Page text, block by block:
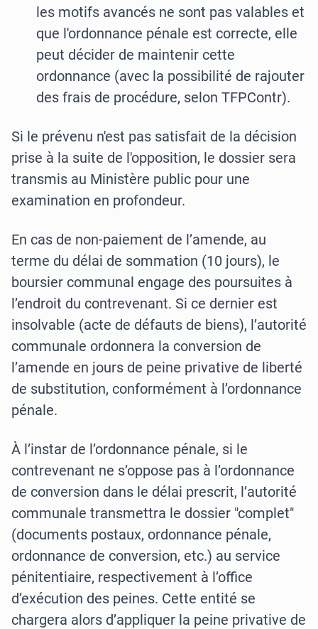
les motifs avancés ne sont pas valables et
que l'ordonnance pénale est correcte, elle
peut décider de maintenir cette
ordonnance (avec la possibilité de rajouter
des frais de procédure, selon TFPContr).
Si le prévenu n'est pas satisfait de la décision
prise à la suite de l'opposition, le dossier sera
transmis au Ministère public pour une
examination en profondeur.
En cas de non-paiement de l’amende, au
terme du délai de sommation (10 jours), le
boursier communal engage des poursuites à
l’endroit du contrevenant. Si ce dernier est
insolvable (acte de défauts de biens), l’autorité
communale ordonnera la conversion de
l’amende en jours de peine privative de liberté
de substitution, conformément à l’ordonnance
pénale.
À l’instar de l’ordonnance pénale, si le
contrevenant ne s’oppose pas à l’ordonnance
de conversion dans le délai prescrit, l’autorité
communale transmettra le dossier "complet"
(documents postaux, ordonnance pénale,
ordonnance de conversion, etc.) au service
pénitentiaire, respectivement à l’office
d’exécution des peines. Cette entité se
chargera alors d’appliquer la peine privative de